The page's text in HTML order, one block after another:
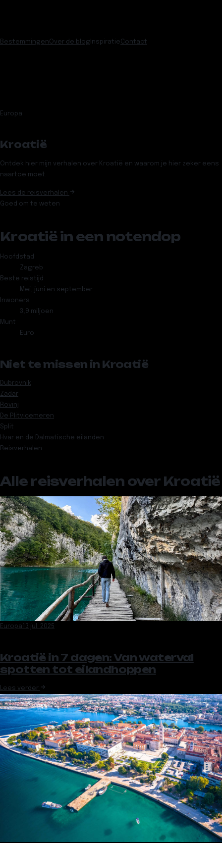
BestemmingenOver de blog InspiratieContact
Europa
Kroatië
Ontdek hier mijn verhalen over Kroatië en waarom je hier zeker eens
naartoe moet.
Lees de reisverhalen
Goed om te weten
Kroatië in een notendop
Hoofdstad
Zagreb
Beste reistijd
Mei, juni en september
Inwoners
3,9 miljoen
Munt
Euro
Niet te missen in Kroatië
Dubrovnik
Zadar
Rovinj
De Plitvicemeren
Split
Hvar en de Dalmatische eilanden
Reisverhalen
Alle reisverhalen over Kroatië
Europa 13 jul. 2025
Kroatië in 7 dagen: Van waterval
spotten tot eilandhoppen
Lees verder